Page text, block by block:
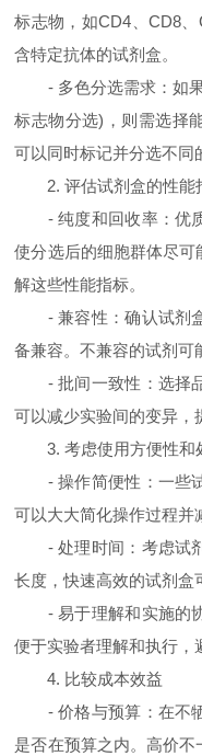
标志物，如CD4、CD8
含特定抗体的试剂盒。
- 多色分选需求：如果
标志物分选)，则需选择
可以同时标记并分选不同
2. 评估试剂盒的性能
- 纯度和回收率：优质
使分选后的细胞群体尽可
解这些性能指标。
- 兼容性：确认试剂盒
备兼容。不兼容的试剂可
- 批间一致性：选择品
可以减少实验间的变异，
3. 考虑使用方便性和
- 操作简便性：一些试
可以大大简化操作过程并
- 处理时间：考虑试剂
长度，快速高效的试剂盒
- 易于理解和实施的协
便于实验者理解和执行，
4. 比较成本效益
- 价格与预算：在不牺
是否在预算之内。高价